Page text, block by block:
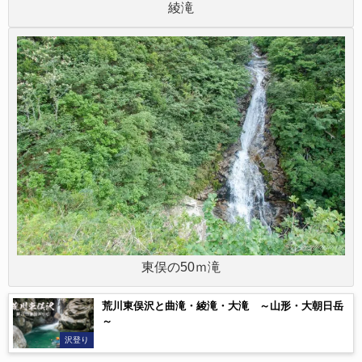
綾滝
東俣の50ｍ滝
沢登り
荒川東俣沢と曲滝・綾滝・大滝 ～山形・大朝日岳
～